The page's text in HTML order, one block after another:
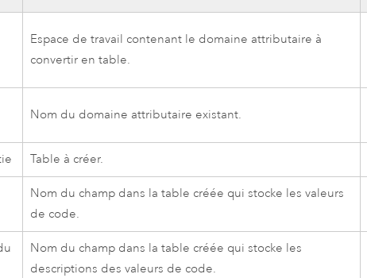
Espace de travail contenant le domaine attributaire à
convertir en table.
Nom du domaine attributaire existant.
Table à créer.
Nom du champ dans la table créée qui stocke les valeurs
de code.
Nom du champ dans la table créée qui stocke les
descriptions des valeurs de code.